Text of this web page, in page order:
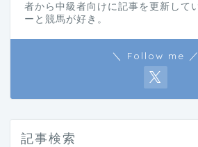
者から中級者向けに記事を更新して
ーと競馬が好き。
＼ Follow me ／
記事検索